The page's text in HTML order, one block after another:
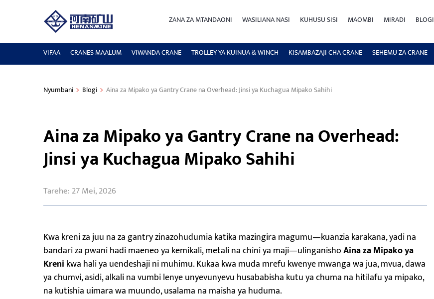
ZANA ZA MTANDAONI WASILIANA NASI KUHUSU SISI MAOMBI MIRADI BLOGI
VIFAA CRANES MAALUM VIWANDA CRANE TROLLEY YA KUINUA & WINCH KISAMBAZAJI CHA CRANE SEHEMU ZA CRANE
Nyumbani Blogi Aina za Mipako ya Gantry Crane na Overhead: Jinsi ya Kuchagua Mipako Sahihi
Aina za Mipako ya Gantry Crane na Overhead:
Jinsi ya Kuchagua Mipako Sahihi
Tarehe: 27 Mei, 2026
Kwa kreni za juu na za gantry zinazohudumia katika mazingira magumu—kuanzia karakana, yadi na
bandari za pwani hadi maeneo ya kemikali, metali na chini ya maji—ulinganishoAina za Mipako ya
Kreni kwa hali ya uendeshaji ni muhimu. Kukaa kwa muda mrefu kwenye mwanga wa jua, mvua, dawa
ya chumvi, asidi, alkali na vumbi lenye unyevunyevu husababisha kutu ya chuma na hitilafu ya mipako,
na kutishia uimara wa muundo, usalama na maisha ya huduma.